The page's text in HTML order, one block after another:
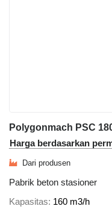
Polygonmach PSC
Harga berdasarkan
Dari produsen
Pabrik beton stasioner
Kapasitas 160 m3/h